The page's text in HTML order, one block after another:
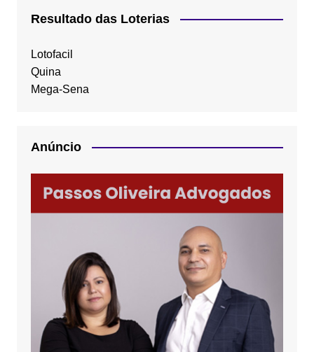
Resultado das Loterias
Lotofacil
Quina
Mega-Sena
Anúncio